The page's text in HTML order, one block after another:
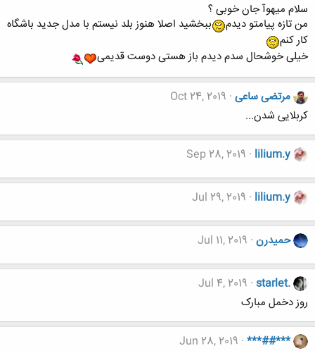
سلام میهوآ جان خوبی ؟
من تازه پیامتو دیدم
ببخشید اصلا هنوز بلد نیستم با مدل جدید باشگاه
کار کنم
خیلی خوشحال سدم دیدم باز هستی دوست قدیمی
مرتضی ساعی Oct 24, 2019
کربلایی شدن...
lilium.y
Sep 28, 2019
lilium.y
Jul 29, 2019
حميدرن Jul 11, 2019
starlet.
Jul 4, 2019
روز دخمل مبارک
***##***
Jun 28, 2019